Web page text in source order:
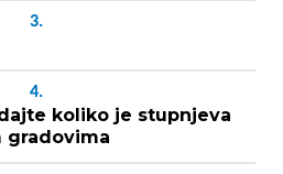
3.
4.
koliko je stupnjeva
gradovima